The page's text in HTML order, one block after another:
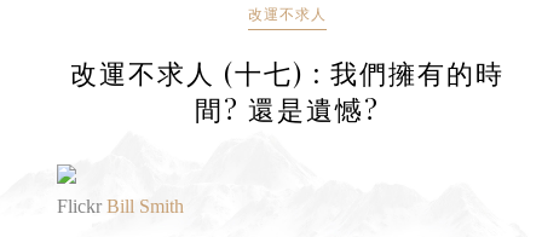
改運不求人
改運不求人 (十七) : 我們擁有的時
間? 還是遺憾?
Flickr Bill Smith